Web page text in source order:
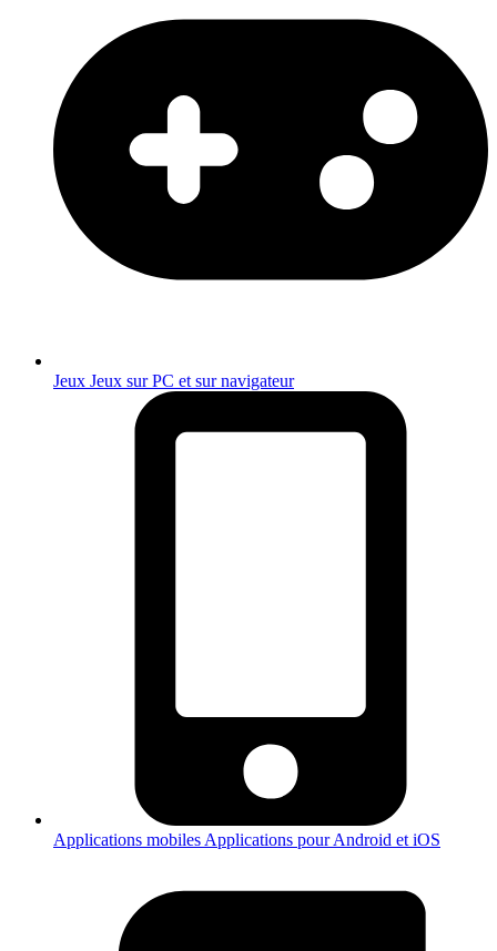
Jeux Jeux sur PC et sur navigateur
Applications mobiles Applications pour Android et iOS